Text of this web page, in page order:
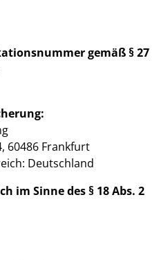
gemäß § 27
60486 Frankfurt
Deutschland
im Sinne des § 18 Abs. 2